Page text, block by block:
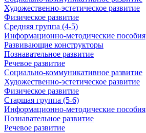
Художественно-эстетическое развитие
Физическое развитие
Средняя группа (4-5)
Информационно-методические пособия
Развивающие конструкторы
Познавательное развитие
Речевое развитие
Социально-коммуникативное развитие
Художественно-эстетическое развитие
Физическое развитие
Старшая группа (5-6)
Информационно-методические пособия
Познавательное развитие
Речевое развитие